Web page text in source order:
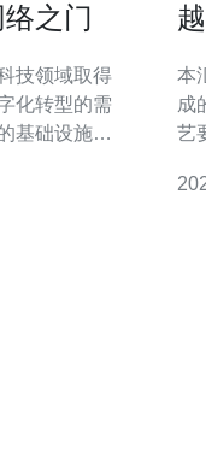
之门
技领域取得
化转型的需
基础设施。
本
成
艺
包。 怎么启动组织与资源对接？